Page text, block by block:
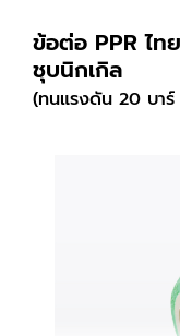
ข้องอ 45
ข้อต่อ PPR ไท
ชุบนิกเกิล
(ทนแรงดัน 20 บา